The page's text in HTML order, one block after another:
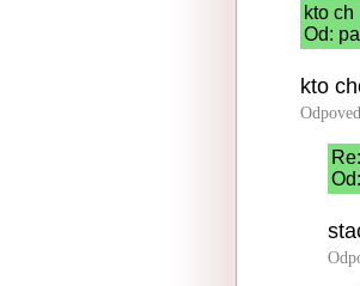
kto ch
Od:
kto